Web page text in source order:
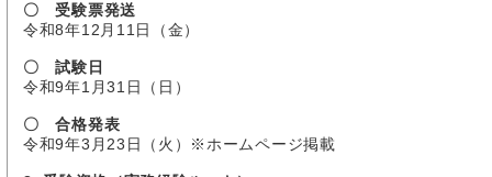
〇 受験票発送
令和8年12月11日（金）
〇 試験日
令和9年1月31日（日）
〇 合格発表
令和9年3月23日（火）※ホームページ掲載